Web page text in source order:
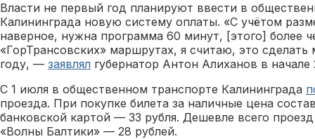
Власти не первый год планируют ввести в
Калининграда новую систему оплаты. «С учётом
наверное, нужна программа 60 минут, [этого] более
«ГорТрансовских» маршрутах, я считаю, это
году, — заявлял губернатор Антон Алиханов в начале
С 1 июля в общественном транспорте Калининграда
проезда. При покупке билета за наличные цена
банковской картой — 33 рубля. Дешевле всего
«Волны Балтики» — 28 рублей.